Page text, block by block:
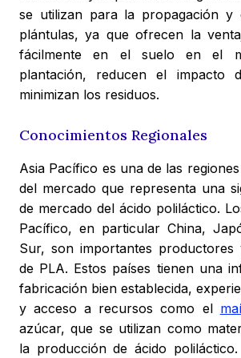
se utilizan para la propagación y
plántulas, ya que ofrecen la
fácilmente en el suelo en el
plantación, reducen el impacto
minimizan los residuos.
Conocimientos Regionales
Asia Pacífico es una de las
del mercado que representa una
de mercado del ácido poliláctico.
Pacífico, en particular China,
Sur, son importantes productores
de PLA. Estos países tienen una
fabricación bien establecida,
y acceso a recursos como el
azúcar, que se utilizan como
la producción de ácido